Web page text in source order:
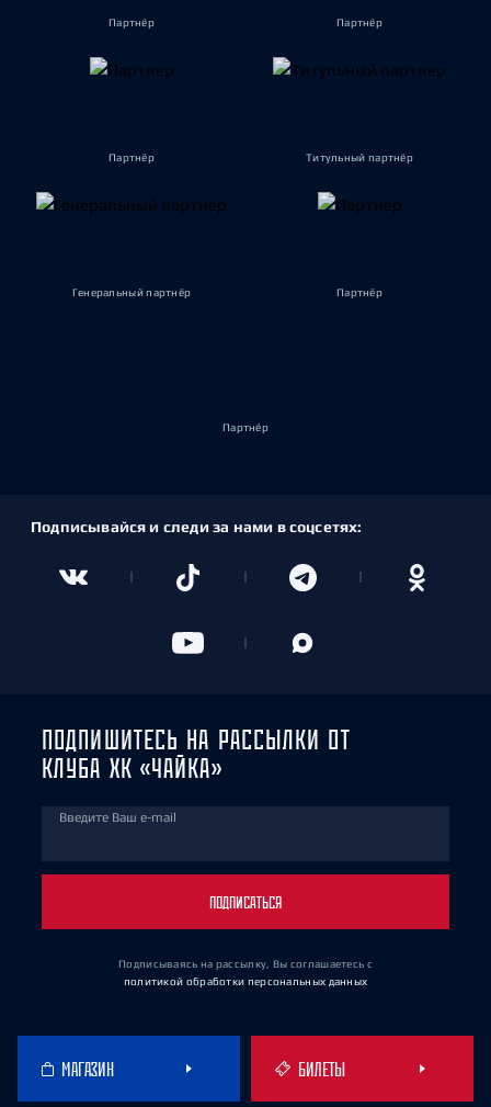
Партнёр Партнёр
Партнёр Титульный партнёр
Генеральный партнёр Партнёр
Партнёр
Подписывайся и следи за нами в соцсетях:
ПОДПИШИТЕСЬ НА РАССЫЛКИ ОТ
КЛУБА ХК «ЧАЙКА»
Введите Ваш e-mail
ПОДПИСАТЬСЯ
Подписываясь на рассылку, Вы соглашаетесь с
политикой обработки персональных данных
МАГАЗИН БИЛЕТЫ